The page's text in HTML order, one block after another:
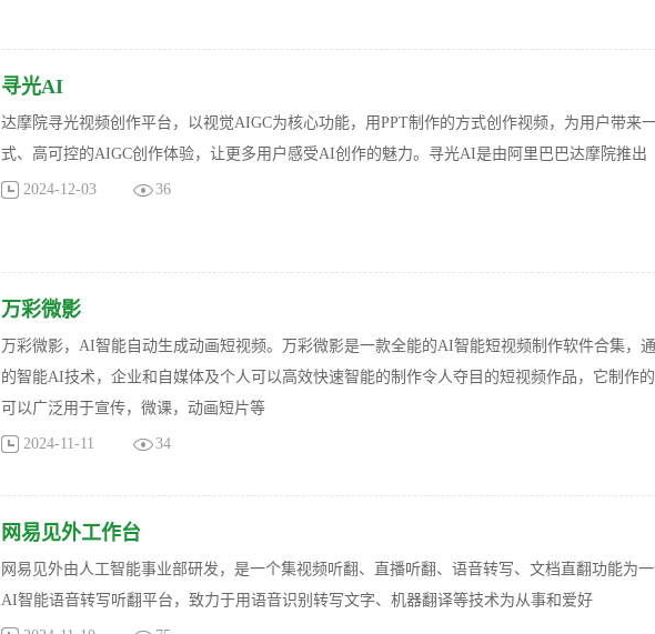
寻光AI
达摩院寻光视频创作平台，以视觉AIGC为核心功能，用PPT制作的方式创作视频，为用户带来
式、高可控的AIGC创作体验，让更多用户感受AI创作的魅力。寻光AI是由阿里巴巴达摩院推出
2024-12-03 36
万彩微影
万彩微影，AI智能自动生成动画短视频。万彩微影是一款全能的AI智能短视频制作软件合集，
的智能AI技术，企业和自媒体及个人可以高效快速智能的制作令人夺目的短视频作品，它制作
可以广泛用于宣传，微课，动画短片等
2024-11-11 34
网易见外工作台
网易见外由人工智能事业部研发，是一个集视频听翻、直播听翻、语音转写、文档直翻功能为
AI智能语音转写听翻平台，致力于用语音识别转写文字、机器翻译等技术为从事和爱好